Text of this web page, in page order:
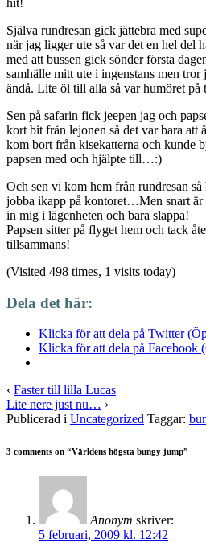
Själva rundresan gick jättebra med
när jag ligger ute så var det en hel del
med att bussen gick sönder första
samhälle mitt ute i ingenstans men
ändå. Lite öl till alla så var humöret på
Sen på safarin fick jeepen jag och
kort bit från lejonen så det var bara att
kom bort från kisekatterna och kunde
papsen med och hjälpte till…:)
Och sen vi kom hem från rundresan
jobba ikapp på kontoret…Men snart är
in mig i lägenheten och bara slappa!
Papsen sitter på flyget hem och tack
tillsammans!
(Visited 498 times, 1 visits today)
Dela det här:
Klicka för att dela på Twitter
Klicka för att dela på Facebook
‹ Faster till lilla Lucas
Lite nere just nu… ›
Publicerad i Uncategorized Taggar:
3 comments on “Världens högsta bungy jump”
Anonym skriver:
5 februari, 2009 kl. 12:42